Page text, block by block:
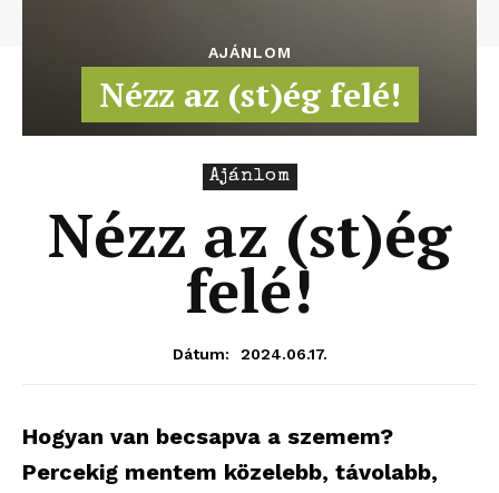
AJÁNLOM
Nézz az (st)ég felé!
Ajánlom
Nézz az (st)ég
felé!
Dátum: 2024.06.17.
Hogyan van becsapva a szemem?
Percekig mentem közelebb, távolabb,